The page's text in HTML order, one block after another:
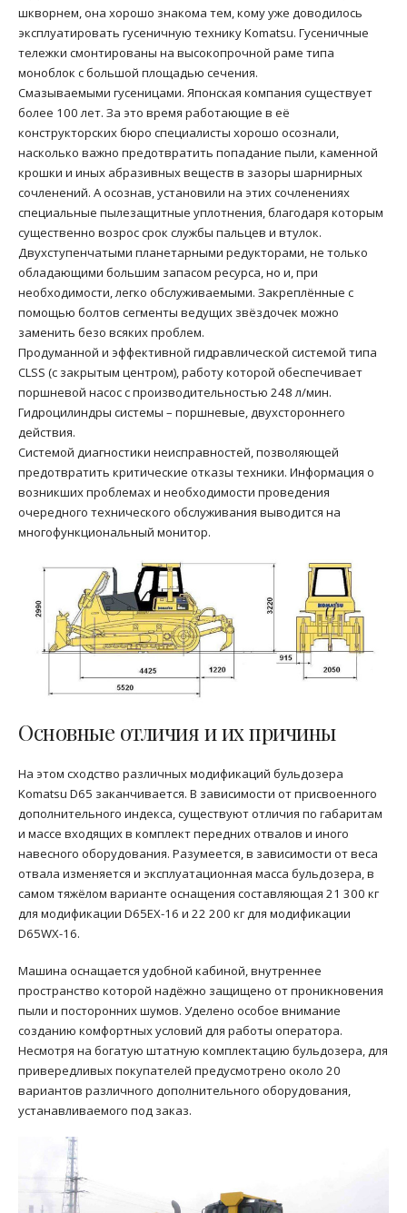
шкворнем, она хорошо знакома тем, кому уже доводилось
эксплуатировать гусеничную технику Komatsu. Гусеничные
тележки смонтированы на высокопрочной раме типа
моноблок с большой площадью сечения.
Смазываемыми гусеницами. Японская компания существует
более 100 лет. За это время работающие в её
конструкторских бюро специалисты хорошо осознали,
насколько важно предотвратить попадание пыли, каменной
крошки и иных абразивных веществ в зазоры шарнирных
сочленений. А осознав, установили на этих сочленениях
специальные пылезащитные уплотнения, благодаря которым
существенно возрос срок службы пальцев и втулок.
Двухступенчатыми планетарными редукторами, не только
обладающими большим запасом ресурса, но и, при
необходимости, легко обслуживаемыми. Закреплённые с
помощью болтов сегменты ведущих звёздочек можно
заменить безо всяких проблем.
Продуманной и эффективной гидравлической системой типа
CLSS (с закрытым центром), работу которой обеспечивает
поршневой насос с производительностью 248 л/мин.
Гидроцилиндры системы – поршневые, двухстороннего
действия.
Системой диагностики неисправностей, позволяющей
предотвратить критические отказы техники. Информация о
возникших проблемах и необходимости проведения
очередного технического обслуживания выводится на
многофункциональный монитор.
Основные отличия и их причины
На этом сходство различных модификаций бульдозера
Komatsu D65 заканчивается. В зависимости от присвоенного
дополнительного индекса, существуют отличия по габаритам
и массе входящих в комплект передних отвалов и иного
навесного оборудования. Разумеется, в зависимости от веса
отвала изменяется и эксплуатационная масса бульдозера, в
самом тяжёлом варианте оснащения составляющая 21 300 кг
для модификации D65EX-16 и 22 200 кг для модификации
D65WX-16.
Машина оснащается удобной кабиной, внутреннее
пространство которой надёжно защищено от проникновения
пыли и посторонних шумов. Уделено особое внимание
созданию комфортных условий для работы оператора.
Несмотря на богатую штатную комплектацию бульдозера, для
привередливых покупателей предусмотрено около 20
вариантов различного дополнительного оборудования,
устанавливаемого под заказ.